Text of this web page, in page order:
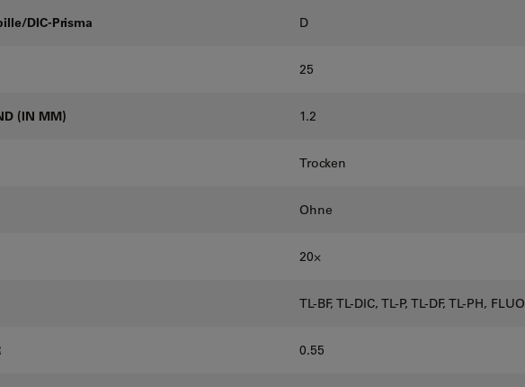
DIC-Prisma D
25
(IN MM) 1.2
Trocken
Ohne
20⨉
TL-BF, TL-DIC, TL-P, TL-DF, TL-PH, FLUO
0.55